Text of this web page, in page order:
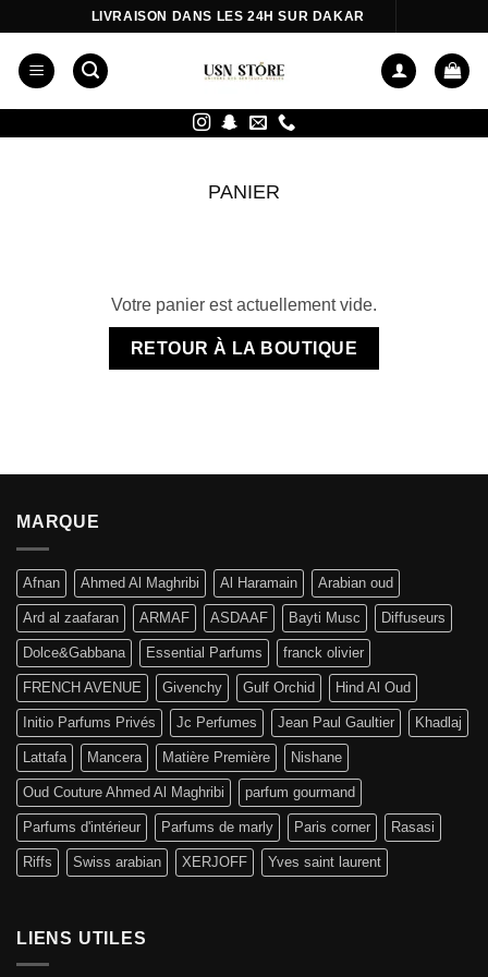
contenu
LIVRAISON DANS LES 24H SUR DAKAR
PANIER
Votre panier est actuellement vide.
RETOUR À LA BOUTIQUE
MARQUE
Afnan Ahmed Al Maghribi Al Haramain Arabian oud
Ard al zaafaran ARMAF ASDAAF Bayti Musc Diffuseurs
Dolce&Gabbana Essential Parfums franck olivier
FRENCH AVENUE Givenchy Gulf Orchid Hind Al Oud
Initio Parfums Privés Jc Perfumes Jean Paul Gaultier Khadlaj
Lattafa Mancera Matière Première Nishane
Oud Couture Ahmed Al Maghribi parfum gourmand
Parfums d'intérieur Parfums de marly Paris corner Rasasi
Riffs Swiss arabian XERJOFF Yves saint laurent
LIENS UTILES